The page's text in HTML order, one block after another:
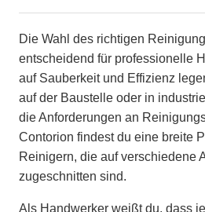
Die Wahl des richtigen
entscheidend für professionelle
auf Sauberkeit und Effizienz
auf der Baustelle oder in
die Anforderungen an
Contorion findest du eine breite
Reinigern, die auf verschiedene
zugeschnitten sind.
Als Handwerker weißt du, dass